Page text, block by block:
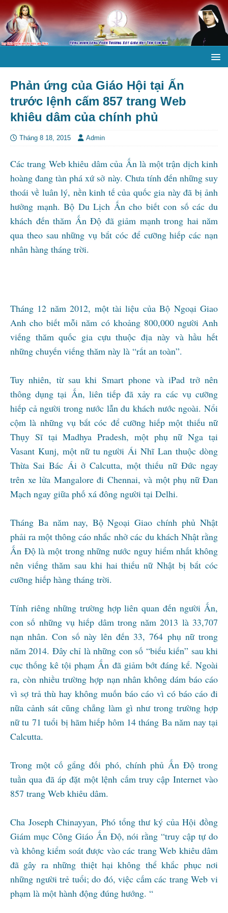
Phản ứng của Giáo Hội tại Ấn
trước lệnh cấm 857 trang Web
khiêu dâm của chính phủ
Tháng 8 18, 2015 Admin
Các trang Web khiêu dâm của Ấn là một trận dịch kinh
hoàng đang tàn phá xứ sở này. Chưa tính đến những suy
thoái về luân lý, nền kinh tế của quốc gia này đã bị ảnh
hưởng mạnh. Bộ Du Lịch Ấn cho biết con số các du
khách đến thăm Ấn Độ đã giảm mạnh trong hai năm
qua theo sau những vụ bắt cóc để cưỡng hiếp các nạn
nhân hàng tháng trời.
Tháng 12 năm 2012, một tài liệu của Bộ Ngoại Giao
Anh cho biết mỗi năm có khoảng 800,000 người Anh
viếng thăm quốc gia cựu thuộc địa này và hầu hết
những chuyến viếng thăm này là “rất an toàn”.
Tuy nhiên, từ sau khi Smart phone và iPad trở nên
thông dụng tại Ấn, liên tiếp đã xảy ra các vụ cưỡng
hiếp cả người trong nước lẫn du khách nước ngoài. Nổi
cộm là những vụ bắt cóc để cưỡng hiếp một thiếu nữ
Thụy Sĩ tại Madhya Pradesh, một phụ nữ Nga tại
Vasant Kunj, một nữ tu người Ái Nhĩ Lan thuộc dòng
Thừa Sai Bác Ái ở Calcutta, một thiếu nữ Đức ngay
trên xe lửa Mangalore đi Chennai, và một phụ nữ Đan
Mạch ngay giữa phố xá đông người tại Delhi.
Tháng Ba năm nay, Bộ Ngoại Giao chính phủ Nhật
phải ra một thông cáo nhắc nhở các du khách Nhật rằng
Ấn Độ là một trong những nước nguy hiểm nhất không
nên viếng thăm sau khi hai thiếu nữ Nhật bị bắt cóc
cưỡng hiếp hàng tháng trời.
Tính riêng những trường hợp liên quan đến người Ấn,
con số những vụ hiếp dâm trong năm 2013 là 33,707
nạn nhân. Con số này lên đến 33, 764 phụ nữ trong
năm 2014. Đây chỉ là những con số “biểu kiến” sau khi
cục thống kê tội phạm Ấn đã giảm bớt đáng kể. Ngoài
ra, còn nhiều trường hợp nạn nhân không dám báo cáo
vì sợ trả thù hay không muốn báo cáo vì có báo cáo đi
nữa cảnh sát cũng chẳng làm gì như trong trường hợp
nữ tu 71 tuổi bị hãm hiếp hôm 14 tháng Ba năm nay tại
Calcutta.
Trong một cố gắng đối phó, chính phủ Ấn Độ trong
tuần qua đã áp đặt một lệnh cấm truy cập Internet vào
857 trang Web khiêu dâm.
Cha Joseph Chinayyan, Phó tổng thư ký của Hội đồng
Giám mục Công Giáo Ấn Độ, nói rằng “truy cập tự do
và không kiểm soát được vào các trang Web khiêu dâm
đã gây ra những thiệt hại không thể khắc phục nơi
những người trẻ tuổi; do đó, việc cấm các trang Web vi
phạm là một hành động đúng hướng. “